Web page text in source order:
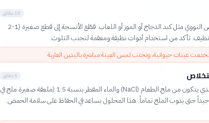
10 دقائق
اختر مصدر خلايا غني بالحمض النووي مثل كبد الدجاج أو الموز أو اللعاب. قطّع الأنسجة إلى قطع صغيرة (1-2
تأكد من استخدام أدوات نظيفة ومعقمة لتجنب التلوث.
عينات حيوانية، وتجنب لمس العينة مباشرة باليدين العارية
5 دقائق
أضف محلول الاستخلاص الذي يتكون من ملح الطعام (NaCl) والماء المقطر بنسبة 1:5 (ملعقة صغيرة ملح في
جيداً حتى يذوب الملح تماماً. هذا المحلول يساعد في الحفاظ على سلامة الحمض